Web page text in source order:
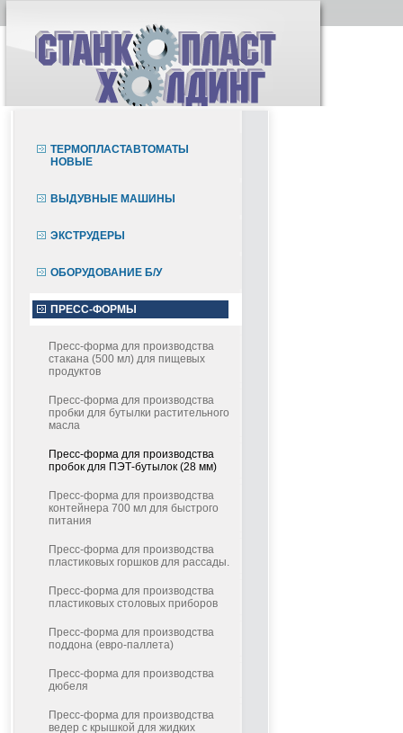
ТЕРМОПЛАСТАВТОМАТЫ
НОВЫЕ
ВЫДУВНЫЕ МАШИНЫ
ЭКСТРУДЕРЫ
ОБОРУДОВАНИЕ Б/У
ПРЕСС-ФОРМЫ
Пресс-форма для производства
стакана (500 мл) для пищевых
продуктов
Пресс-форма для производства
пробки для бутылки растительного
масла
Пресс-форма для производства
пробок для ПЭТ-бутылок (28 мм)
Пресс-форма для производства
контейнера 700 мл для быстрого
питания
Пресс-форма для производства
пластиковых горшков для рассады.
Пресс-форма для производства
пластиковых столовых приборов
Пресс-форма для производства
поддона (евро-паллета)
Пресс-форма для производства
дюбеля
Пресс-форма для производства
ведер с крышкой для жидких